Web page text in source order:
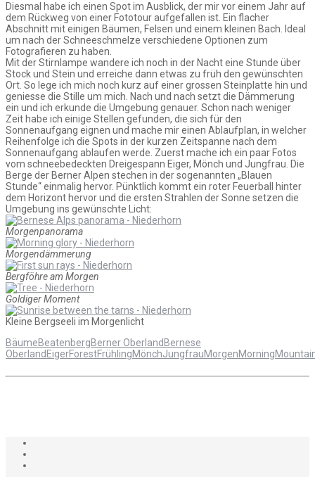
Diesmal habe ich einen Spot im Ausblick, der mir vor einem Jahr auf
dem Rückweg von einer Fototour aufgefallen ist. Ein flacher
Abschnitt mit einigen Bäumen, Felsen und einem kleinen Bach. Ideal
um nach der Schneeschmelze verschiedene Optionen zum
Fotografieren zu haben.
Mit der Stirnlampe wandere ich noch in der Nacht eine Stunde über
Stock und Stein und erreiche dann etwas zu früh den gewünschten
Ort. So lege ich mich noch kurz auf einer grossen Steinplatte hin und
geniesse die Stille um mich. Nach und nach setzt die Dämmerung
ein und ich erkunde die Umgebung genauer. Schon nach weniger
Zeit habe ich einige Stellen gefunden, die sich für den
Sonnenaufgang eignen und mache mir einen Ablaufplan, in welcher
Reihenfolge ich die Spots in der kurzen Zeitspanne nach dem
Sonnenaufgang ablaufen werde. Zuerst mache ich ein paar Fotos
vom schneebedeckten Dreigespann Eiger, Mönch und Jungfrau. Die
Berge der Berner Alpen stechen in der sogenannten „Blauen
Stunde“ einmalig hervor. Pünktlich kommt ein roter Feuerball hinter
dem Horizont hervor und die ersten Strahlen der Sonne setzen die
Umgebung ins gewünschte Licht:
Morgenpanorama
Morgendämmerung
Bergföhre am Morgen
Goldiger Moment
Kleine Bergseeli im Morgenlicht
BäumeBeatenbergBerner Oberland Bernese
Oberland EigerForestFrühlingMönchJungfrauMorgenMorning